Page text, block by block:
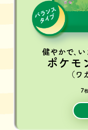
健やかで､い
ポケモ
（ワ
7